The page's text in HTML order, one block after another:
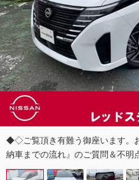
◆◇ご覧頂き有難う御座います。
納車までの流れ』のご質問＆不明